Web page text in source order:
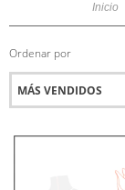
Inicio
Ordenar por